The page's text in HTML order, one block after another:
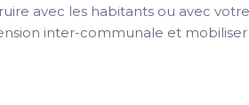
avec les habitants ou avec votre
inter-communale et mobiliser